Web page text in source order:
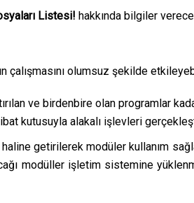
Listesi! hakkında bilgiler
çalışmasını olumsuz şekilde
ve birdenbire olan programlar
kutusuyla alakalı işlevleri
getirilerek modüler kullanım
modüller işletim sistemine